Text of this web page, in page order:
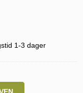
1-3 dager